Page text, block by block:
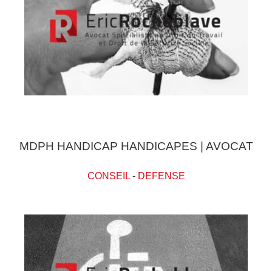
MDPH HANDICAP HANDICAPES | AVOCAT
CONSEIL- DEFENSE